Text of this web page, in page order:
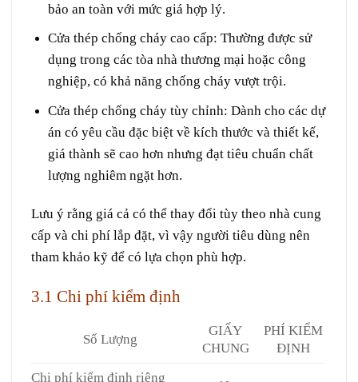
bảo an toàn với mức giá hợp lý.
Cửa thép chống cháy cao cấp: Thường được sử
dụng trong các tòa nhà thương mại hoặc công
nghiệp, có khả năng chống cháy vượt trội.
Cửa thép chống cháy tùy chỉnh: Dành cho các dự
án có yêu cầu đặc biệt về kích thước và thiết kế,
giá thành sẽ cao hơn nhưng đạt tiêu chuẩn chất
lượng nghiêm ngặt hơn.
Lưu ý rằng giá cả có thể thay đổi tùy theo nhà cung
cấp và chi phí lắp đặt, vì vậy người tiêu dùng nên
tham khảo kỹ để có lựa chọn phù hợp.
3.1 Chi phí kiểm định
Số Lượng
GIẤY
CHUNG
PHÍ KIỂM
ĐỊNH
Chi phí kiểm định riêng